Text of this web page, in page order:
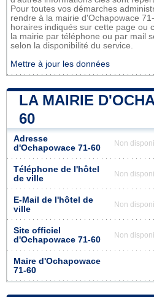
Pour toutes vos démarches
rendre à la mairie d'Ochapowace
horaires indiqués sur cette page ou
la mairie par téléphone ou par mail
selon la disponibilité du service.
Mettre à jour les données
LA MAIRIE
60
Adresse
d'Ochapowace 71-60
Non
Téléphone de l'hôtel
de ville
Non
E-Mail de l'hôtel de
ville
Non
Site officiel
d'Ochapowace 71-60
Non
Maire d'Ochapowace
71-60